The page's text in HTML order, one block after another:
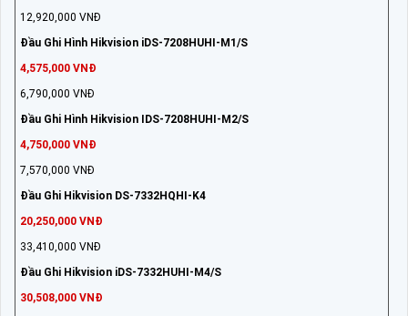
12,920,000 VNĐ
Đầu Ghi Hình Hikvision iDS-7208HUHI-M1/S
4,575,000 VNĐ
6,790,000 VNĐ
Đầu Ghi Hình Hikvision IDS-7208HUHI-M2/S
4,750,000 VNĐ
7,570,000 VNĐ
Đầu Ghi Hikvision DS-7332HQHI-K4
20,250,000 VNĐ
33,410,000 VNĐ
Đầu Ghi Hikvision iDS-7332HUHI-M4/S
30,508,000 VNĐ